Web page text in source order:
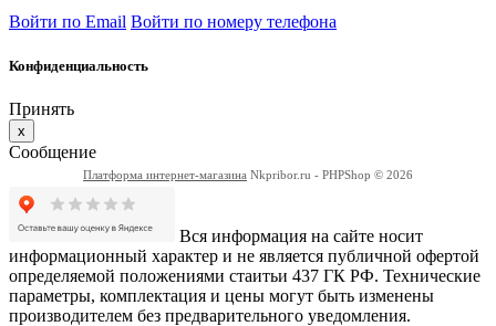
Войти по Email Войти по номеру телефона
Конфиденциальность
Принять
x
Сообщение
Платформа интернет-магазина Nkpribor.ru - PHPShop © 2026
Вся информация на сайте носит
информационный характер и не является публичной офертой
определяемой положениями стаитьи 437 ГК РФ. Технические
параметры, комплектация и цены могут быть изменены
производителем без предварительного уведомления.